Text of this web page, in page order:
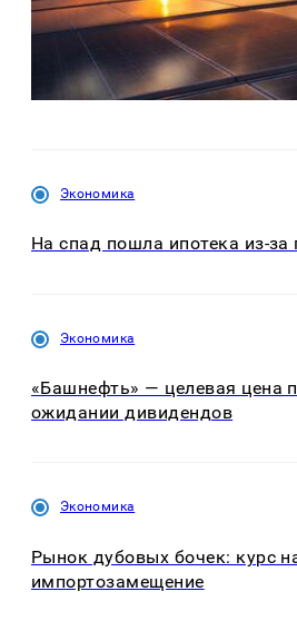
Экономика
На спад пошла ипотека из-за
Экономика
«Башнефть» — целевая цена
ожидании дивидендов
Экономика
Рынок дубовых бочек: курс
импортозамещение